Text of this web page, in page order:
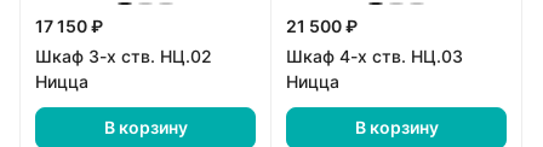
17 150 ₽
Шкаф 3-х ств. НЦ.02
Ницца
В корзину
21 500 ₽
Шкаф 4-х ств. НЦ.03
Ницца
В корзину